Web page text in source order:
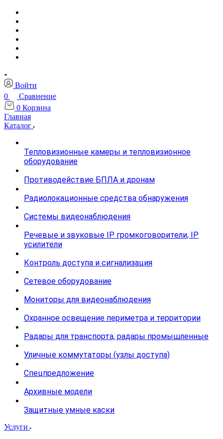
Войти
0
Сравнение
0 Корзина
Главная
Каталог
Тепловизионные камеры и тепловизионное
оборудование
Противодействие БПЛА и дронам
Радиолокационные средства обнаружения
Системы видеонаблюдения
Речевые и звуковые IP громкоговорители, IP
усилители
Контроль доступа и сигнализация
Сетевое оборудование
Мониторы для видеонаблюдения
Охранное освещение периметра и территории
Радары для транспорта, радары промышленные
Уличные коммутаторы (узлы доступа)
Спецпредложение
Архивные модели
Защитные умные каски
Услуги